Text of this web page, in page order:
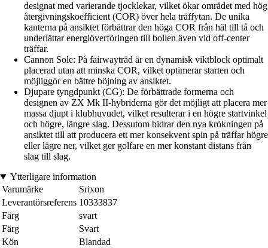
designat med varierande tjocklekar, vilket ökar området med hög
återgivningskoefficient (COR) över hela träffytan. De unika
kanterna på ansiktet förbättrar den höga COR från häl till tå och
underlättar energiöverföringen till bollen även vid off-center
träffar.
Cannon Sole: På fairwayträd är en dynamisk viktblock optimalt
placerad utan att minska COR, vilket optimerar starten och
möjliggör en bättre böjning av ansiktet.
Djupare tyngdpunkt (CG): De förbättrade formerna och
designen av ZX Mk II-hybriderna gör det möjligt att placera mer
massa djupt i klubhuvudet, vilket resulterar i en högre startvinkel
och högre, längre slag. Dessutom bidrar den nya krökningen på
ansiktet till att producera ett mer konsekvent spin på träffar högre
eller lägre ner, vilket ger golfare en mer konstant distans från
slag till slag.
Ytterligare information
Varumärke
Srixon
Leverantörsreferens 10333837
Färg
svart
Färg
Svart
Kön
Blandad